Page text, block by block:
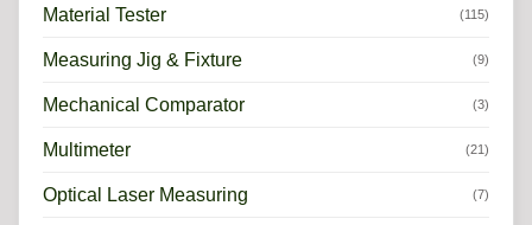
Material Tester (115)
Measuring Jig & Fixture (9)
Mechanical Comparator (3)
Multimeter (21)
Optical Laser Measuring (7)